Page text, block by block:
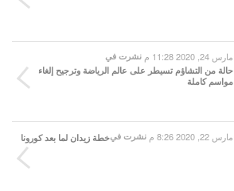
نشرت في مارس 24, 2020 11:28 م
حالة من التشاؤم تسيطر على عالم الرياضة وترجيح إلغاء
مواسم كاملة
نشرت في مارس 22, 2020 8:26 م خطة زيدان لما بعد كورونا